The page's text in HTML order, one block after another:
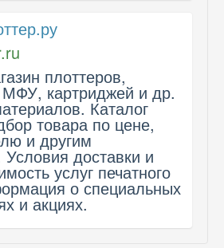
плоттеров,
МФУ, картриджей и др.
Каталог
товара по цене,
и другим
доставки и
услуг печатного
о специальных
и акциях.